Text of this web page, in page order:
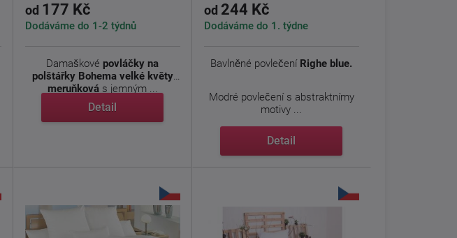
od 177 Kč
Dodáváme do 1-2 týdnů
Damaškové povláčky na
polštářky Bohema velké květy
meruňková s jemným ...
Detail
od 244 Kč
Dodáváme do 1. týdne
Bavlněné povlečení Righe blue.
Modré povlečení s abstraktnímy
motivy ...
Detail